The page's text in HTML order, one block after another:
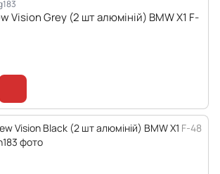
Vision Grey (2 шт алюміній) BMW X1 F-